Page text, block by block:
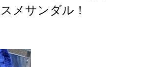
メサンダル！